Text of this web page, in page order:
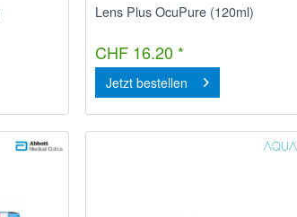
Lens Plus OcuPure (120ml)
CHF 16.20 *
Jetzt bestellen